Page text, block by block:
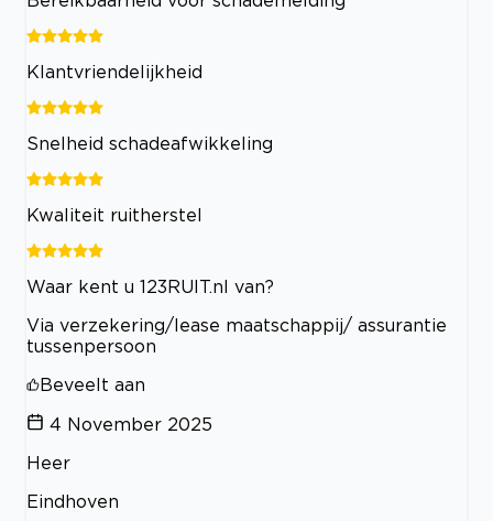
Klantvriendelijkheid
Snelheid schadeafwikkeling
Kwaliteit ruitherstel
Waar kent u 123RUIT.nl van?
Via verzekering/lease maatschappij/ assurantie
tussenpersoon
Beveelt aan
4 November 2025
Heer
Eindhoven